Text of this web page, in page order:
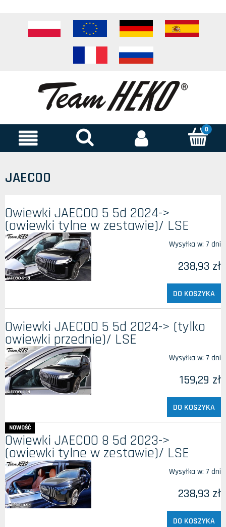
JAECOO
Owiewki JAECOO 5 5d 2024->
(owiewki tylne w zestawie)/ LSE
Wysyłka w: 7 dni
238,93 zł
DO KOSZYKA
Owiewki JAECOO 5 5d 2024-> (tylko
owiewki przednie)/ LSE
Wysyłka w: 7 dni
159,29 zł
DO KOSZYKA
Owiewki JAECOO 8 5d 2023->
(owiewki tylne w zestawie)/ LSE
Wysyłka w: 7 dni
238,93 zł
DO KOSZYKA
NOWOŚĆ